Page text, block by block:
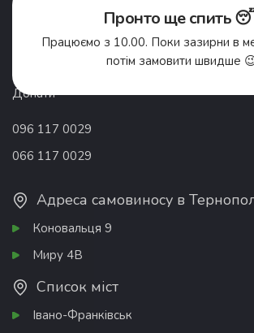
Pronto Club
Доставка їжі
Відгуки
Франшиза
Вакансії
Донати
096 117 0029
066 117 0029
Адреса самовиносу в
Коновальця 9
Миру 4В
Список міст
Івано-Франківськ
Пронто ще спить
Працюємо з 10.00. Поки зазирни в
потім замовити швидше